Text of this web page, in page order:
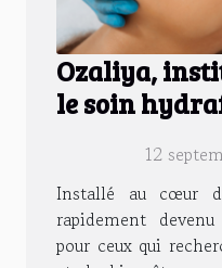
Ozaliya,
le soin
12
Installé au cœur
rapidement
pour ceux qui